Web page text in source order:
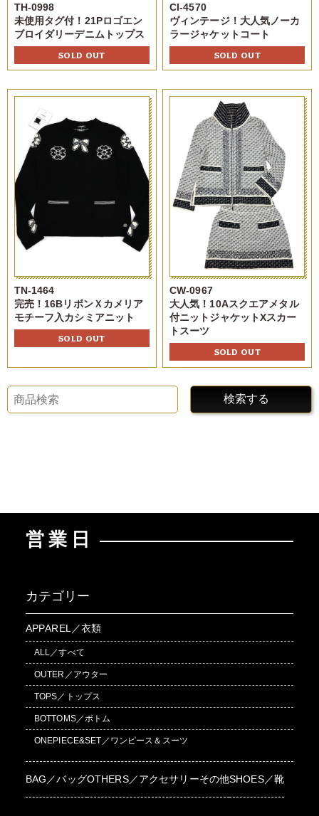
TH-0998
未使用タグ付！21Pロゴエン
ブロイダリーデニムトップス
SOLD OUT
CI-4570
ヴィンテージ！大人気ノーカ
ラージャケットコート
SOLD OUT
TN-1464
完売！16BリボンＸカメリア
モチーフ入カシミアニット
SOLD OUT
CW-0967
大人気！10Aスクエアメタル
付ニットジャケットXスカー
トスーツ
SOLD OUT
検索する
営業日
カテゴリー
APPAREL／衣類
ALL／すべて
OUTER／アウター
TOPS／トップス
BOTTOMS／ボトム
ONEPIECE&SET／ワンピース＆スーツ
BAG／バッグOTHERS／アクセサリーその他SHOES／靴